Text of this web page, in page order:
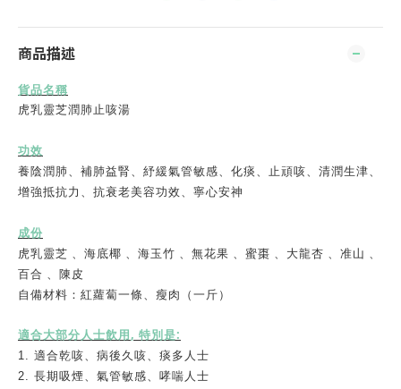
商品描述
貨品名稱
虎乳靈芝潤肺止咳湯
功效
養陰潤肺、補肺益腎、 紓緩氣管敏感、化痰、止頑咳、 清潤生津、
增強抵抗力、 抗衰老美容功效、寧心安神
成份
虎乳靈芝 、 海底椰 、 海玉竹 、 無花果 、 蜜棗 、 大龍杏 、准山 、
百合 、 陳皮
自備材料：紅蘿蔔一條、瘦肉
（一斤）
適合大部分人士飲用 , 特別是:
1. 適合乾咳、病後久咳、痰多人士
2. 長期吸煙、氣管敏感、哮喘人士